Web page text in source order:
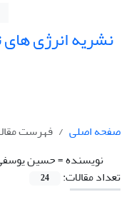
نشریه انرژی
صفحه اصلی
فهرست
نویسنده =حسین
تعداد مقالات:
24